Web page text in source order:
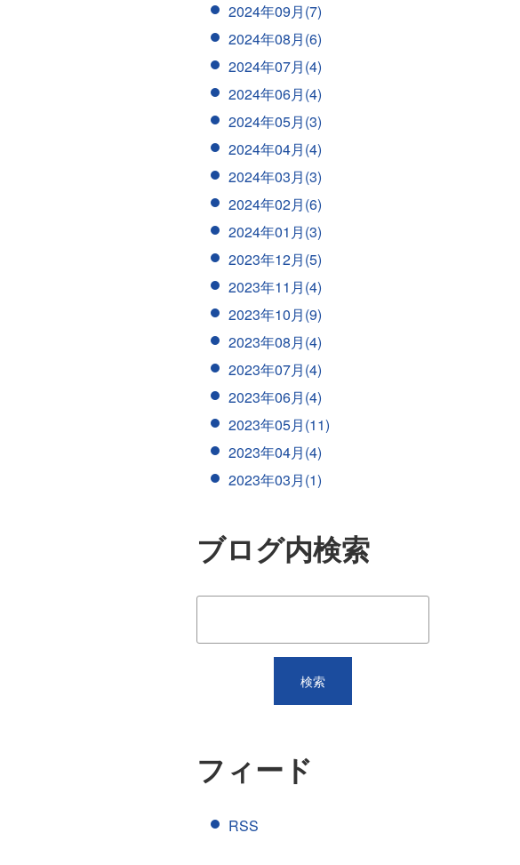
2024年09月(7)
2024年08月(6)
2024年07月(4)
2024年06月(4)
2024年05月(3)
2024年04月(4)
2024年03月(3)
2024年02月(6)
2024年01月(3)
2023年12月(5)
2023年11月(4)
2023年10月(9)
2023年08月(4)
2023年07月(4)
2023年06月(4)
2023年05月(11)
2023年04月(4)
2023年03月(1)
ブログ内検索
フィード
RSS